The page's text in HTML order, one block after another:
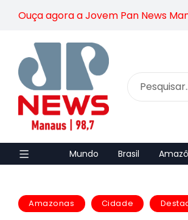
Ouça agora a Jovem Pan News
Mundo Brasil
Amazonas Cidade